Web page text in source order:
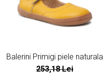
Balerini Primigi piele naturala
253,18 Lei